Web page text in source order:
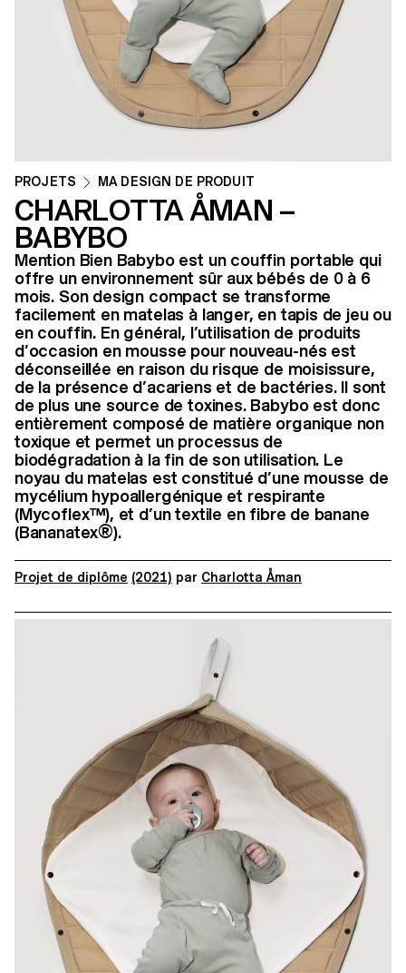
PROJETS MA DESIGN DE PRODUIT
CHARLOTTA ÅMAN –
BABYBO
Mention Bien Babybo est un couffin portable qui
offre un environnement sûr aux bébés de 0 à 6
mois. Son design compact se transforme
facilement en matelas à langer, en tapis de jeu ou
en couffin. En général, l’utilisation de produits
d’occasion en mousse pour nouveau-nés est
déconseillée en raison du risque de moisissure,
de la présence d’acariens et de bactéries. Il sont
de plus une source de toxines. Babybo est donc
entièrement composé de matière organique non
toxique et permet un processus de
biodégradation à la fin de son utilisation. Le
noyau du matelas est constitué d’une mousse de
mycélium hypoallergénique et respirante
(Mycoflex™), et d’un textile en fibre de banane
(Bananatex®).
Projet de diplôme (2021) par Charlotta Åman